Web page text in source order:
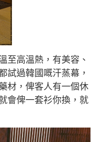
至高溫熱，有美容、
試過韓國嘅汗蒸幕，
材，俾客人有一個休
會俾一套衫你換，就